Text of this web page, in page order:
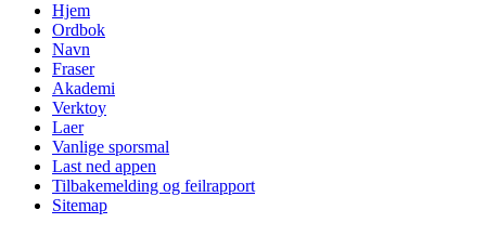
Hjem
Ordbok
Navn
Fraser
Akademi
Verktoy
Laer
Vanlige sporsmal
Last ned appen
Tilbakemelding og feilrapport
Sitemap